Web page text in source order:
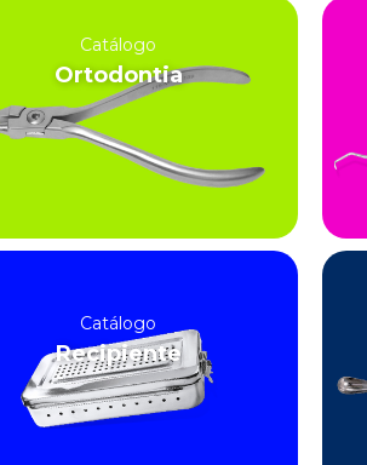
Catálogo
Ortodontia
Catálogo
Recipiente